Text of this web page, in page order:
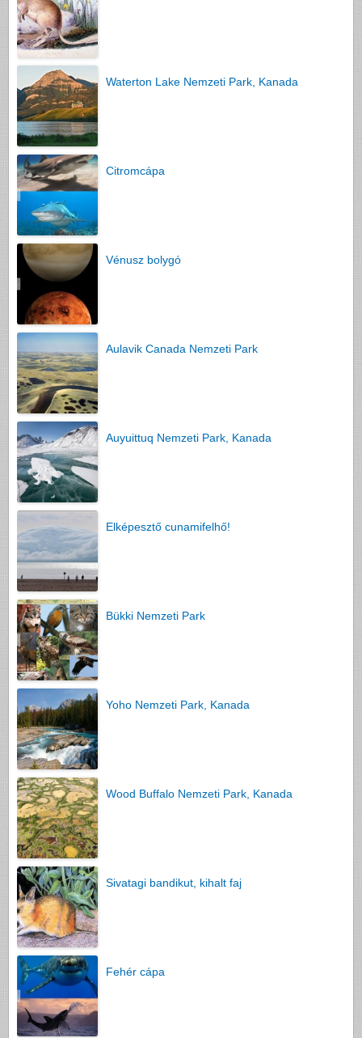
Waterton Lake Nemzeti Park, Kanada
Citromcápa
Vénusz bolygó
Aulavik Canada Nemzeti Park
Auyuittuq Nemzeti Park, Kanada
Elképesztő cunamifelhő!
Bükki Nemzeti Park
Yoho Nemzeti Park, Kanada
Wood Buffalo Nemzeti Park, Kanada
Sivatagi bandikut, kihalt faj
Fehér cápa